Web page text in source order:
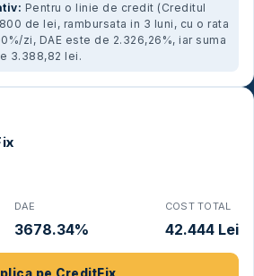
Pentru o linie de credit (Creditul
de lei, rambursata in 3 luni, cu o rata
zi, DAE este de 2.326,26%, iar suma
3.388,82 lei.
DAE
3678.34%
COST TOTAL
42.444 Lei